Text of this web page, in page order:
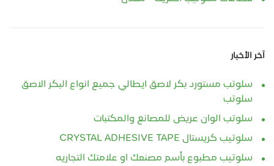
آخر الأخبار
سلوتب مستورد بكر لاصق ايطالي جميع انواع البكر الاصق
سلوتب
سلوتب الوان عريض للمصانع والمكتبات
سلوتيب كريستال CRYSTAL ADHESIVE TAPE
سلوتيب مطبوع بأسم مصنعك او علامتك التجاريه